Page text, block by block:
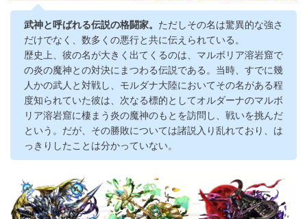
武神と呼ばれる伝説の格闘家。 ただしその名は驚異的な強さ
だけでなく、数多くの悪行と共に伝えられている。
歴史上、彼の名が大きく出てくるのは、マルボリア溶岩窟で
の炎の魔神との対決にまつわる伝説である。当時、すでに幾
人かの武人と対戦し、モルダナ大陸においてその名がある程
度知られていた彼は、次なる標的としてオルダーナのマルボ
リア溶岩窟に棲まう炎の魔神のもとを訪問し、戦いを挑んだ
という。だが、その勝敗については諸説入り乱れており、は
っきりしたことは分かっていない。